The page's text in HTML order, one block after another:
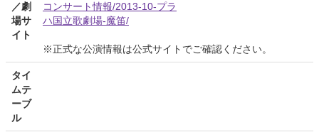
／劇
場サ
イト
コンサート情報/2013-10-プラ
ハ国立歌劇場-魔笛/
※正式な公演情報は公式サイトでご確認ください。
タイ
ムテ
ーブ
ル